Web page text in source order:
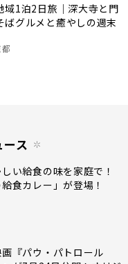
域1泊2日旅｜深大寺と門
ばグルメと癒やしの週末
ス
い給食の味を家庭で！
食カレー」が登場！
画『パウ・パトロール